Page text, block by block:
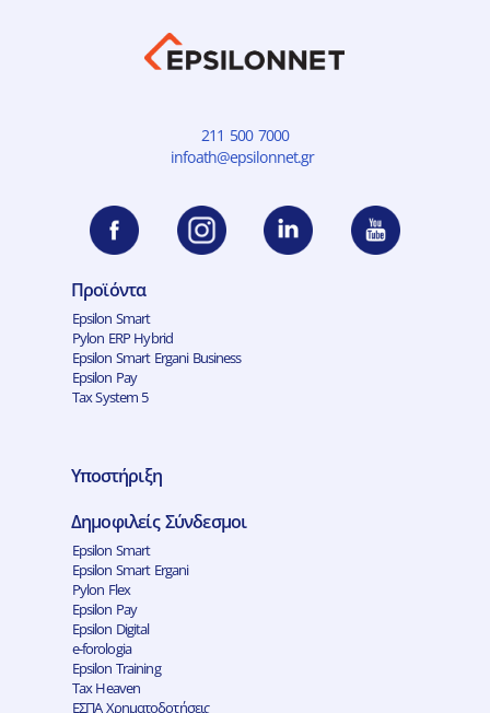
211 500 7000
infoath@epsilonnet.gr
Προϊόντα
Epsilon Smart
Pylon ERP Hybrid
Epsilon Smart Ergani Business
Epsilon Pay
Tax System 5
Υποστήριξη
Δημοφιλείς Σύνδεσμοι
Epsilon Smart
Epsilon Smart Ergani
Pylon Flex
Epsilon Pay
Epsilon Digital
e-forologia
Epsilon Training
Tax Heaven
ΕΣΠΑ Χρηματοδοτήσεις